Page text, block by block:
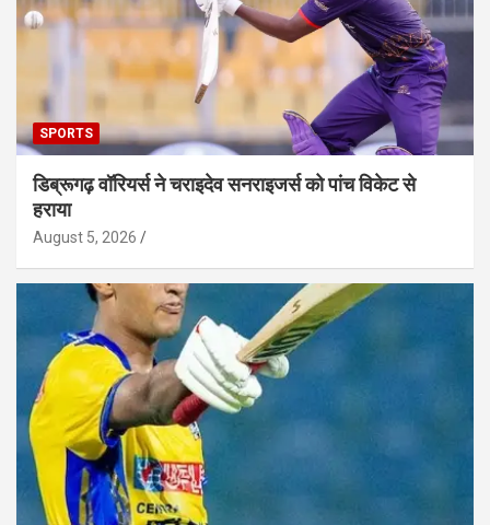
SPORTS
डिब्रूगढ़ वॉरियर्स ने चराइदेव सनराइजर्स को पांच विकेट से
हराया
August 5, 2026